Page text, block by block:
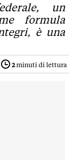
un
formula
è una
2minuti di lettura